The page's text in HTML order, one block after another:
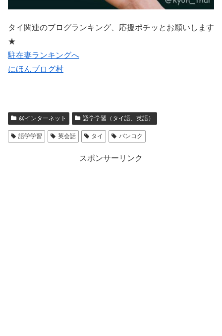
タイ関連のブログランキング、応援ポチッとお願いします
★
駐在妻ランキングへ
にほんブログ村
@インターネット 語学学習（タイ語、英語）
語学学習 英会話 タイ バンコク
スポンサーリンク